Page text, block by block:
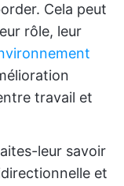
Cela peut
rôle, leur
travail et
leur savoir
et